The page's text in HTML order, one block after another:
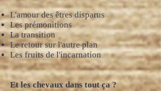
L'amour des êtres disparus
Les prémonitions
La transition
Le retour sur l'autre plan
Les fruits de l'incarnation
Et les chevaux dans tout ça ?